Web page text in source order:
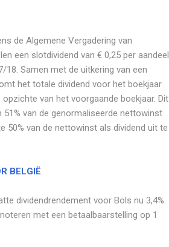
de Algemene Vergadering van
een slotdividend van € 0,25 per aandeel
Samen met de uitkering van een
het totale dividend voor het boekjaar
van het voorgaande boekjaar. Dit
van de genormaliseerde nettowinst
50% van de nettowinst als dividend uit te
BELGIË
dividendrendement voor Bols nu 3,4%.
noteren met een betaalbaarstelling op 1